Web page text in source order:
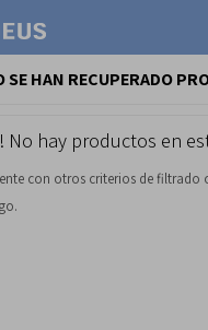
SE HAN RECUPERADO
No hay productos en
con otros criterios de filtrado